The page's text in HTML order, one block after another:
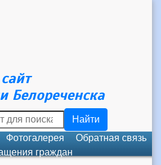
Белореченска
Найти
Фотогалерея
Обратная связь
граждан